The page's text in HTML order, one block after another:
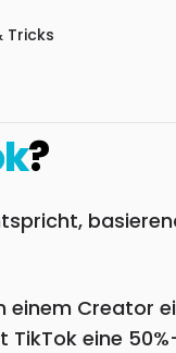
Tricks
?
einem Creator
eine